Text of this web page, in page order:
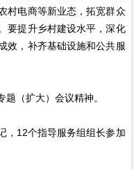
村电商等新业态，拓宽群众
要提升乡村建设水平，深化
效，补齐基础设施和公共服
（扩大）会议精神。
，12个指导服务组组长参加